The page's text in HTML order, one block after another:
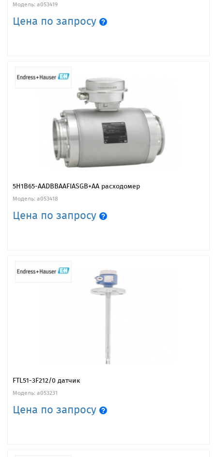
Модель: a053419
Цена по запросу
5H1B65-AADBBAAFIASGB+AA расходомер
Модель: a053418
Цена по запросу
FTL51-3F212/0 датчик
Модель: a053231
Цена по запросу